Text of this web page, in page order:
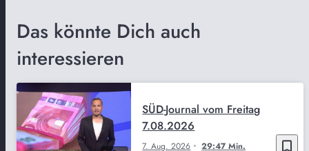
Das könnte Dich auch
interessieren
bookmark_border
7. Aug. 2026 29:47 Min.
SÜD-Journal vom Freitag
7.08.2026